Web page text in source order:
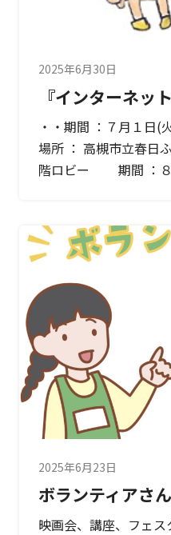
2025年6月30日
『インターネッ
・・期間 ：７月１
場所 ： 高槻市立春日
階ロビー 期間 ：
2025年6月23日
ボランティアさ
映画会、講座、フェ